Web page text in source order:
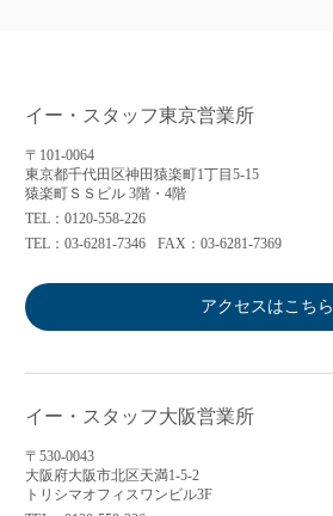
イー・スタッフ東京営業所
〒101-0064
東京都千代田区神田猿楽町1丁目5-15
猿楽町ＳＳビル 3階・4階
TEL：0120-558-226
TEL：03-6281-7346
FAX：03-6281-7369
アクセスはこちら
イー・スタッフ大阪営業所
〒530-0043
大阪府大阪市北区天満1-5-2
トリシマオフィスワンビル3F